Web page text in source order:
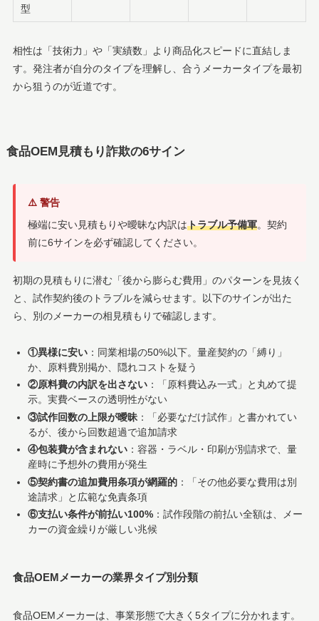
型
相性は「技術力」や「実績数」より商品化スピードに直結しま
す。発注者が自分のタイプを理解し、合うメーカータイプを最初
から狙うのが近道です。
食品OEM見積もり詐欺の6サイン
⚠️ 警告
極端に安い見積もりや曖昧な内訳はトラブル予備軍。契約
前に6サインを必ず確認してください。
初期の見積もりに潜む「後から膨らむ費用」のパターンを見抜く
と、試作契約後のトラブルを減らせます。以下のサインが出た
ら、別のメーカーの相見積もりで確認します。
①異様に安い：同業相場の50%以下。量産契約の「縛り」
か、原料費別掲か、隠れコストを疑う
②原料費の内訳を出さない：「原料費込み一式」と丸めて提
示。実費ベースの透明性がない
③試作回数の上限が曖昧：「必要なだけ試作」と書かれてい
るが、後から回数超過で追加請求
④包装費が含まれない：容器・ラベル・印刷が別請求で、量
産時に予想外の費用が発生
⑤契約書の追加費用条項が網羅的：「その他必要な費用は別
途請求」と広範な免責条項
⑥支払い条件が前払い100%：試作段階の前払い全額は、メー
カーの資金繰りが厳しい兆候
食品OEMメーカーの業界タイプ別分類
食品OEMメーカーは、事業形態で大きく5タイプに分かれます。